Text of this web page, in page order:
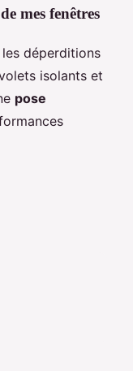
mes fenêtres
déperditions
isolants et
pose